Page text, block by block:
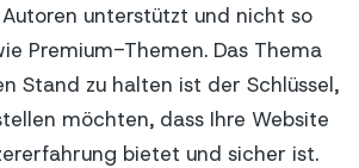
unterstützt und nicht so
Premium-Themen. Das Thema
Stand zu halten ist der Schlüssel,
möchten, dass Ihre Website
bietet und sicher ist.